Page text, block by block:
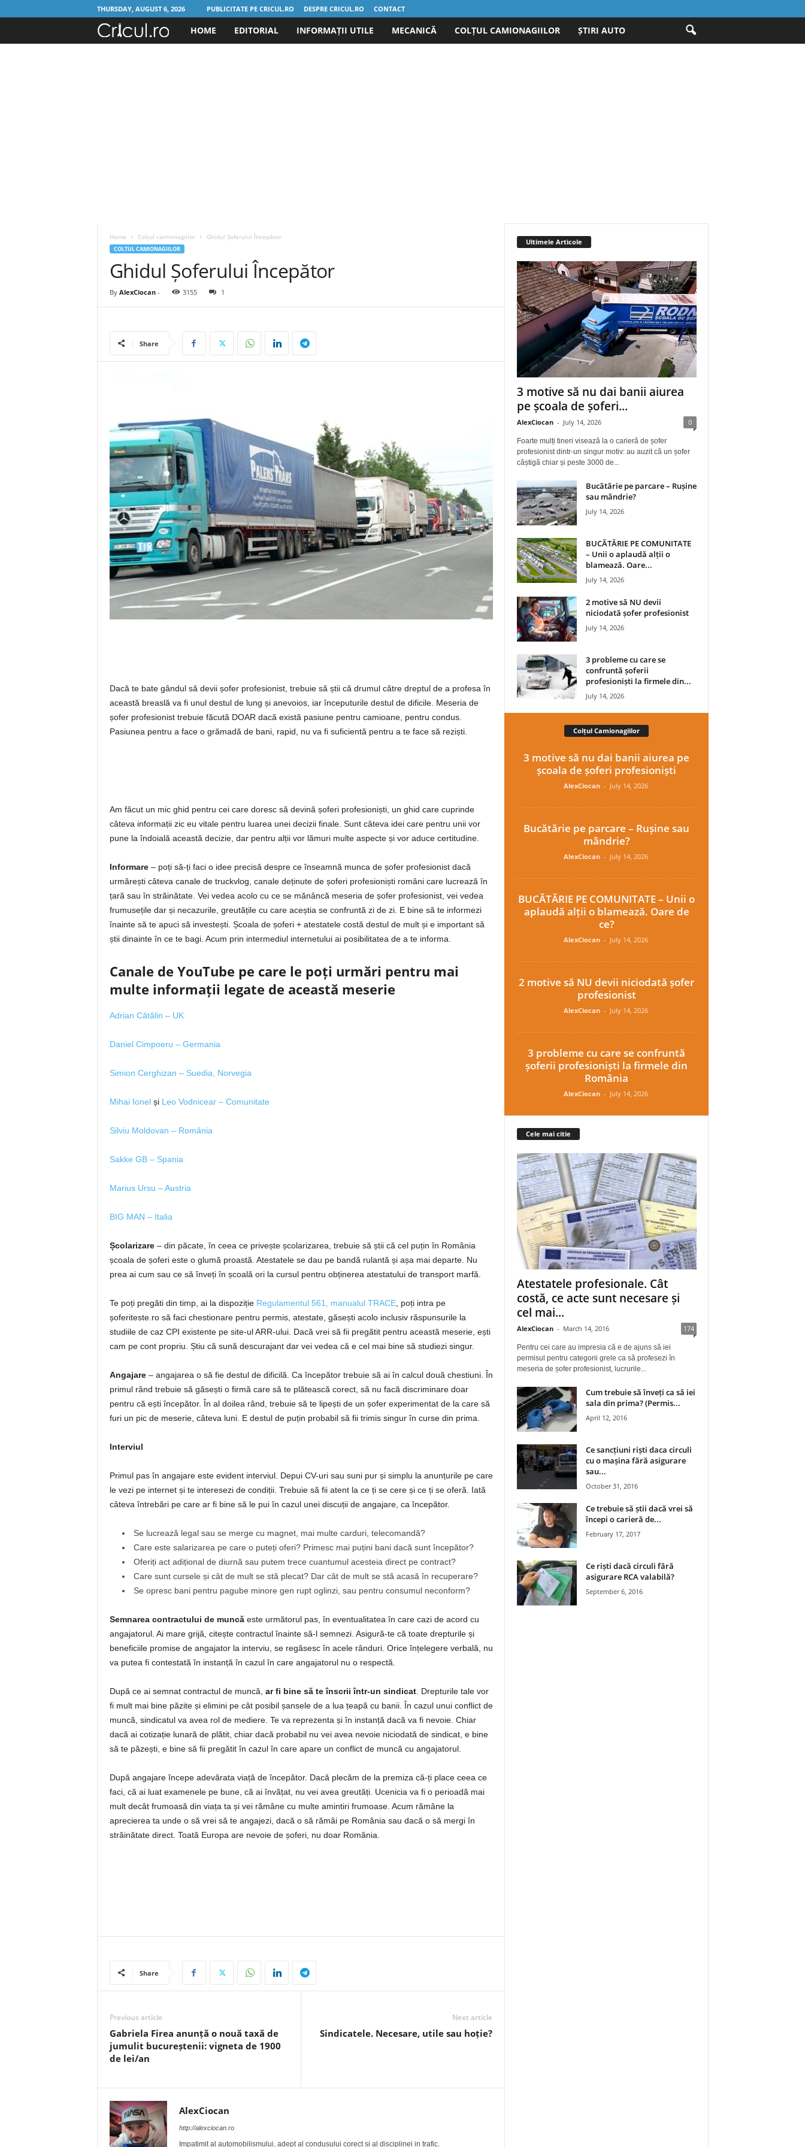
THURSDAY, AUGUST 6, 2026 PUBLICITATE PE CRICUL.RO DESPRE CRICUL.RO CONTACT
o
HOME EDITORIAL INFORMAȚII UTILE MECANICĂ COLȚUL CAMIONAGIILOR ȘTIRI AUTO
Home Colțul camionagiilor Ghidul Șoferului Începător
COLȚUL CAMIONAGIILOR
Ghidul Șoferului Începător
By AlexCiocan- 3155 1
Share
Dacă te bate gândul să devii șofer profesionist, trebuie să știi că drumul către dreptul de a profesa în
această breaslă va fi unul destul de lung și anevoios, iar începuturile destul de dificile. Meseria de
șofer profesionist trebuie făcută DOAR dacă există pasiune pentru camioane, pentru condus.
Pasiunea pentru a face o grămadă de bani, rapid, nu va fi suficientă pentru a te face să reziști.
Am făcut un mic ghid pentru cei care doresc să devină șoferi profesioniști, un ghid care cuprinde
câteva informații zic eu vitale pentru luarea unei decizii finale. Sunt câteva idei care pentru unii vor
pune la îndoială această decizie, dar pentru alții vor lămuri multe aspecte și vor aduce certitudine.
Informare– poți să-ți faci o idee precisă despre ce înseamnă munca de șofer profesionist dacă
urmărești câteva canale de truckvlog, canale deținute de șoferi profesioniști români care lucrează în
țară sau în străinătate. Vei vedea acolo cu ce se mănâncă meseria de șofer profesionist, vei vedea
frumusețile dar și necazurile, greutățile cu care aceștia se confruntă zi de zi. E bine să te informezi
înainte să te apuci să investești. Școala de șoferi + atestatele costă destul de mult și e important să
știi dinainte în ce te bagi. Acum prin intermediul internetului ai posibilitatea de a te informa.
Canale de YouTube pe care le poți urmări pentru mai
multe informații legate de această meserie
Adrian Cătălin – UK
Daniel Cimpoeru – Germania
Simion Cerghizan – Suedia, Norvegia
Mihai IonelșiLeo Vodnicear – Comunitate
Silviu Moldovan – România
Sakke GB – Spania
Marius Ursu – Austria
BIG MAN – Italia
Școlarizare– din păcate, în ceea ce privește școlarizarea, trebuie să știi că cel puțin în România
școala de șoferi este o glumă proastă. Atestatele se dau pe bandă rulantă și așa mai departe. Nu
prea ai cum sau ce să înveți în școală ori la cursul pentru obținerea atestatului de transport marfă.
Te poți pregăti din timp, ai la dispoziție Regulamentul 561, manualul TRACE, poți intra pe
șoferiteste.ro să faci chestionare pentru permis, atestate, găsești acolo inclusiv răspunsurile la
studiile de caz CPI existente pe site-ul ARR-ului. Dacă vrei să fii pregătit pentru această meserie, ești
cam pe cont propriu. Știu că sună descurajant dar vei vedea că e cel mai bine să studiezi singur.
Angajare– angajarea o să fie destul de dificilă. Ca începător trebuie să ai în calcul două chestiuni. În
primul rând trebuie să găsești o firmă care să te plătească corect, să nu facă discriminare doar
pentru că ești începător. În al doilea rând, trebuie să te lipești de un șofer experimentat de la care să
furi un pic de meserie, câteva luni. E destul de puțin probabil să fii trimis singur în curse din prima.
Interviul
Primul pas în angajare este evident interviul. Depui CV-uri sau suni pur și simplu la anunțurile pe care
le vezi pe internet și te interesezi de condiții. Trebuie să fii atent la ce ți se cere și ce ți se oferă. Iată
câteva întrebări pe care ar fi bine să le pui în cazul unei discuții de angajare, ca începător.
Se lucrează legal sau se merge cu magnet, mai multe carduri, telecomandă?
Care este salarizarea pe care o puteți oferi? Primesc mai puțini bani dacă sunt începător?
Oferiți act adițional de diurnă sau putem trece cuantumul acesteia direct pe contract?
Care sunt cursele și cât de mult se stă plecat? Dar cât de mult se stă acasă în recuperare?
Se opresc bani pentru pagube minore gen rupt oglinzi, sau pentru consumul neconform?
Semnarea contractului de muncăeste următorul pas, în eventualitatea în care cazi de acord cu
angajatorul. Ai mare grijă, citește contractul înainte să-l semnezi. Asigură-te că toate drepturile și
beneficiile promise de angajator la interviu, se regăsesc în acele rânduri. Orice înțelegere verbală, nu
va putea fi contestată în instanță în cazul în care angajatorul nu o respectă.
După ce ai semnat contractul de muncă, ar fi bine să te înscrii într-un sindicat. Drepturile tale vor
fi mult mai bine păzite și elimini pe cât posibil șansele de a lua țeapă cu banii. În cazul unui conflict de
muncă, sindicatul va avea rol de mediere. Te va reprezenta și în instanță dacă va fi nevoie. Chiar
dacă ai cotizație lunară de plătit, chiar dacă probabil nu vei avea nevoie niciodată de sindicat, e bine
să te păzești, e bine să fii pregătit în cazul în care apare un conflict de muncă cu angajatorul.
După angajare începe adevărata viață de începător. Dacă plecăm de la premiza că-ți place ceea ce
faci, că ai luat examenele pe bune, că ai învățat, nu vei avea greutăți. Ucenicia va fi o perioadă mai
mult decât frumoasă din viața ta și vei rămâne cu multe amintiri frumoase. Acum rămâne la
aprecierea ta unde o să vrei să te angajezi, dacă o să rămâi pe România sau dacă o să mergi în
străinătate direct. Toată Europa are nevoie de șoferi, nu doar România.
Share
Previous article
Gabriela Firea anunță o nouă taxă de
jumulit bucureștenii: vigneta de 1900
de lei/an
Next article
Sindicatele. Necesare, utile sau hoție?
AlexCiocan
http://alexciocan.ro
Impatimit al automobilismului, adept al condusului corect si al disciplinei in trafic.
Ultimele Articole
3 motive să nu dai banii aiurea
pe școala de șoferi...
AlexCiocan - July 14, 2026 0
Foarte mulți tineri visează la o carieră de șofer
profesionist dintr-un singur motiv: au auzit că un șofer
câștigă chiar și peste 3000 de...
Bucătărie pe parcare – Rușine
sau mândrie?
July 14, 2026
BUCĂTĂRIE PE COMUNITATE
– Unii o aplaudă alții o
blamează. Oare...
July 14, 2026
2 motive să NU devii
niciodată șofer profesionist
July 14, 2026
3 probleme cu care se
confruntă șoferii
profesioniști la firmele din...
July 14, 2026
Colțul Camionagiilor
3 motive să nu dai banii aiurea pe
școala de șoferi profesioniști
AlexCiocan - July 14, 2026
Bucătărie pe parcare – Rușine sau
mândrie?
AlexCiocan - July 14, 2026
BUCĂTĂRIE PE COMUNITATE – Unii o
aplaudă alții o blamează. Oare de
ce?
AlexCiocan - July 14, 2026
2 motive să NU devii niciodată șofer
profesionist
AlexCiocan - July 14, 2026
3 probleme cu care se confruntă
șoferii profesioniști la firmele din
România
AlexCiocan - July 14, 2026
Cele mai citie
Atestatele profesionale. Cât
costă, ce acte sunt necesare și
cel mai...
AlexCiocan - March 14, 2016 174
Pentru cei care au impresia că e de ajuns să iei
permisul pentru categorii grele ca să profesezi în
meseria de șofer profesionist, lucrurile...
Cum trebuie să înveți ca să iei
sala din prima? (Permis...
April 12, 2016
Ce sancțiuni riști daca circuli
cu o mașina fără asigurare
sau...
October 31, 2016
Ce trebuie să știi dacă vrei să
începi o carieră de...
February 17, 2017
Ce riști dacă circuli fără
asigurare RCA valabilă?
September 6, 2016